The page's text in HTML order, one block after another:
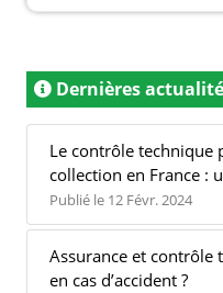
Dernières
Le contrôle technique
collection en France :
Publié le 12 Févr. 2024
Assurance et contrôle
en cas d’accident ?